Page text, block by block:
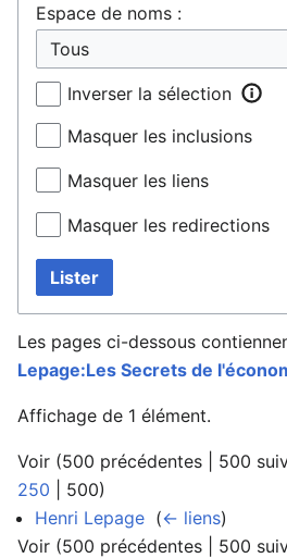
Espace de noms :
Inverser la sélection
Masquer les inclusions
Masquer les liens
Masquer les redirections
Lister
Les pages ci-dessous
Lepage:Les Secrets de
Affichage de 1 élément.
Voir (500 précédentes 500
250
500)
Henri Lepage (← liens)
Voir (500 précédentes 500